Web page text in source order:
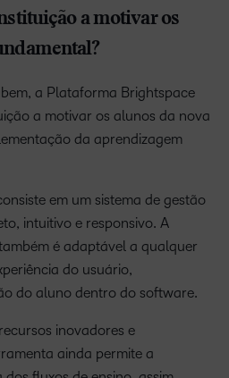
a motivar os
a Plataforma Brightspace
a motivar os alunos da nova
da aprendizagem
em um sistema de gestão
intuitivo e responsivo. A
é adaptável a qualquer
do usuário,
do aluno dentro do software.
inovadores e
ainda permite a